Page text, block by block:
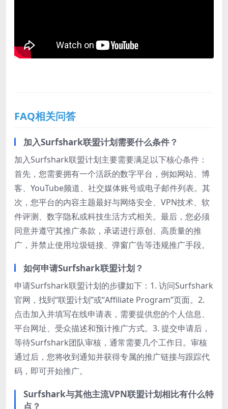
FAQ相关问答
加入Surfshark联盟计划需要什么条件？
加入Surfshark联盟计划主要需要满足以下核心条件：
首先，您需要拥有一个活跃的数字平台，例如网站、博
客、YouTube频道、社交媒体账号或电子邮件列表。其
次，您平台的内容主题最好与网络安全、VPN技术、软
件评测、数字隐私或科技生活方式相关。最后，您必须
同意并遵守其推广条款，承诺进行原创、高质量的推
广，并禁止使用垃圾链接、弹窗广告等违规推广手段。
如何申请Surfshark联盟计划？
申请Surfshark联盟计划的步骤如下：1. 访问Surfshark
官网，找到“联盟计划”或“Affiliate Program”页面。2.
点击加入并填写在线申请表，需要提供您的个人信息、
平台网址、受众描述和预计推广方式。3. 提交申请后，
等待Surfshark团队审核，通常需要几个工作日。审核
通过后，您将收到通知并获得专属的推广链接与跟踪代
码，即可开始推广。
Surfshark与其他主流VPN联盟计划相比有什么特
点？